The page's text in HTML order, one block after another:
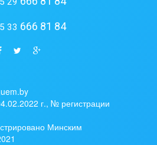
33 666 81 84
г., № регистрации
Минским